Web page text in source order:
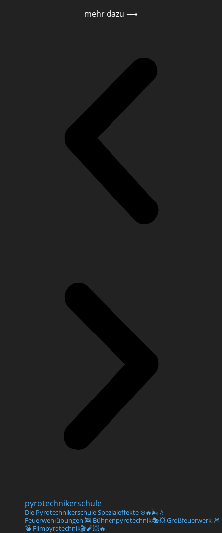
mehr dazu ⟶
pyrotechnikerschule
Die PyrotechnikerschuleSpezialeffekte ❄️🔥🌬💧
Feuerwehrübungen 🚒 Bühnenpyrotechnik🎭💥Großfeuerwerk 🎆
💣 Filmpyrotechnik🎬🧨💥🔥